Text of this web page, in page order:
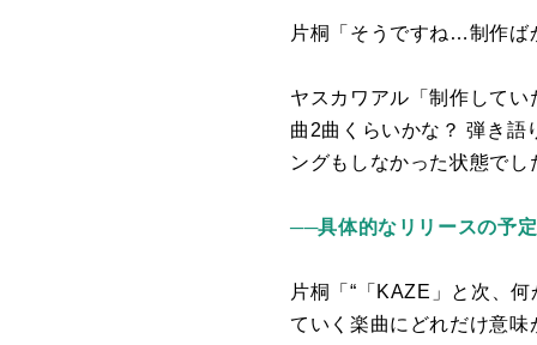
片桐「そうですね …制作ば
ヤスカワアル「制作して
曲 2曲くらいかな？ 弾き語
ングもしなかった状態でし
──具体的なリリースの予
片桐「 “ 「 KAZE 」と次、
ていく楽曲にどれだけ意